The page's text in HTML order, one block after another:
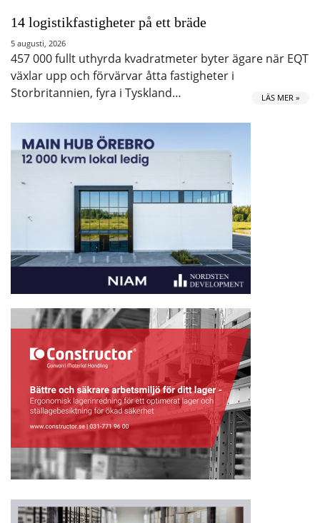
14 logistikfastigheter på ett bräde
5 augusti, 2026
457 000 fullt uthyrda kvadratmeter byter ägare när EQT
växlar upp och förvärvar åtta fastigheter i
Storbritannien, fyra i Tyskland…
LÄS MER »